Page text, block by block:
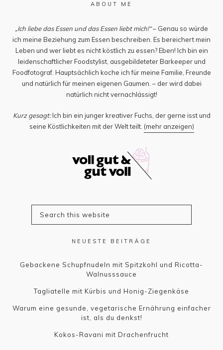
ABOUT ME
„Ich liebe das Essen und das Essen liebt mich!“– Genau so würde
ich meine Beziehung zum Essen beschreiben. Es bereichert mein
Leben und wer liebt es nicht köstlich zu essen? Eben! Ich bin ein
leidenschaftlicher Foodstylist, ausgebildeteter Barkeeper und
Foodfotograf. Hauptsächlich koche ich für meine Familie, Freunde
und natürlich für meinen eigenen Gaumen. – der wird dabei
natürlich nicht vernachlässigt!
Kurz gesagt:Ich bin ein junger kreativer Fuchs, der gerne isst und
seine Köstlichkeiten mit der Welt teilt. (mehr anzeigen)
NEUESTE BEITRÄGE
Gebackene Schupfnudeln mit Spitzkohl und Ricotta-
Walnusssauce
Tagliatelle mit Kürbis und Honig-Ziegenkäse
Warum eine gesunde, vegetarische Ernährung einfacher
ist, als du denkst!
Kokos-Ravani mit Drachenfrucht